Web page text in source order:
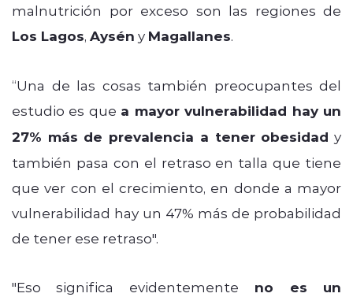
malnutrición por exceso son las regiones de
Los Lagos, Aysén y Magallanes.
“Una de las cosas también preocupantes del
estudio es que a mayor vulnerabilidad hay un
27% más de prevalencia a tener obesidad y
también pasa con el retraso en talla que tiene
que ver con el crecimiento, en donde a mayor
vulnerabilidad hay un 47% más de probabilidad
de tener ese retraso".
"Eso significa evidentemente no es un